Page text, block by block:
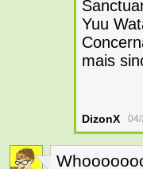
Yuu
mais
DizonX